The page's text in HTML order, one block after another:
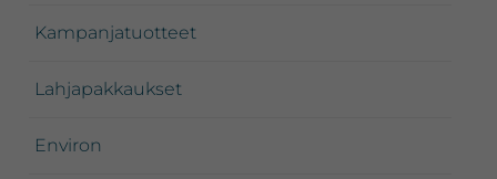
Kampanjatuotteet
Lahjapakkaukset
Environ